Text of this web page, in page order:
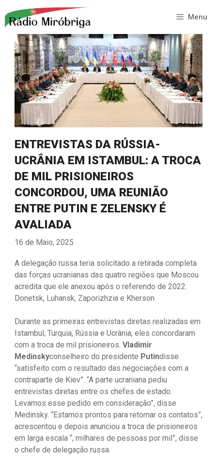
para
conteúdo
Menu
ENTREVISTAS DA RÚSSIA-
UCRÂNIA EM ISTAMBUL: A TROCA
DE MIL PRISIONEIROS
CONCORDOU, UMA REUNIÃO
ENTRE PUTIN E ZELENSKY É
AVALIADA
16 de Maio, 2025
A delegação russa teria solicitado a retirada completa
das forças ucranianas das quatro regiões que Moscou
acredita que ele anexou após o referendo de 2022:
Donetsk, Luhansk, Zaporizhzia e Kherson
Durante as primeiras entrevistas diretas realizadas em
Istambul, Turquia, Rússia e Ucrânia, eles concordaram
com a troca de mil prisioneiros. Vladimir
Medinskyconselheiro do presidente Putindisse
“satisfeito com o resultado das negociações com a
contraparte de Kiev”. “A parte ucraniana pediu
entrevistas diretas entre os chefes de estado.
Levamos esse pedido em consideração”, disse
Medinsky. “Estamos prontos para retomar os contatos”,
acrescentou e depois anunciou a troca de prisioneiros
em larga escala “, milhares de pessoas por mil”, disse
o chefe de delegação russa.